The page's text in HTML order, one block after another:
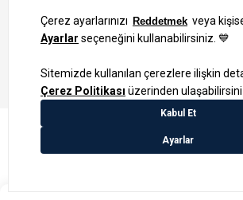
Bilgi Toplum Hizmetleri
KVKK Veri İşleme Politikamız
Site Haritası